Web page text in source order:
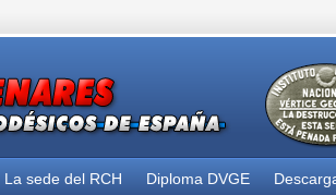
La sede del RCH Diploma DVGE